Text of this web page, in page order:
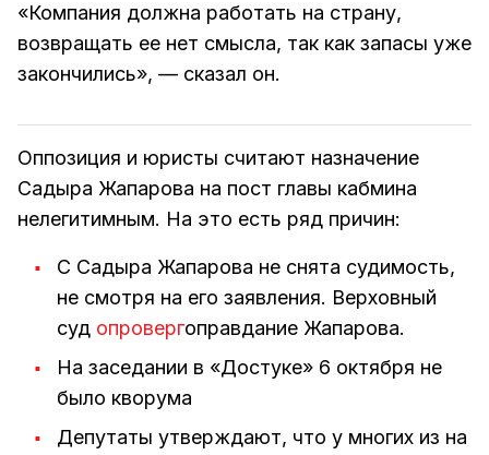
«Компания должна работать на страну,
возвращать ее нет смысла, так как запасы уже
закончились», — сказал он.
Оппозиция и юристы считают назначение
Садыра Жапарова на пост главы кабмина
нелегитимным. На это есть ряд причин:
С Садыра Жапарова не снята судимость,
не смотря на его заявления. Верховный
суд опровергоправдание Жапарова.
На заседании в «Достуке» 6 октября не
было кворума
Депутаты утверждают, что у многих из на